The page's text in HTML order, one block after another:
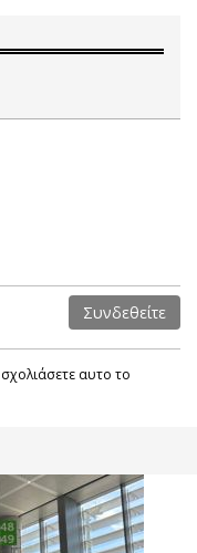
Συνδεθείτε
αυτο το